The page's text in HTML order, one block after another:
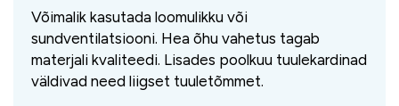
Võimalik kasutada loomulikku või
sundventilatsiooni. Hea õhu vahetus tagab
materjali kvaliteedi. Lisades poolkuu tuulekardinad
väldivad need liigset tuuletõmmet.